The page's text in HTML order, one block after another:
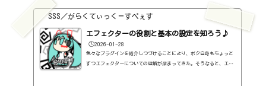
SSS／がらくてぃっく＝すぺぇす
エフェクターの役割と基本の設定を知ろう♪
🕒️2026-01-28
色々なプラグインを紹介しつづけることにより、ボク自身もちょっと
ずつエフェクターについての理解が深まってきた。そうなると、エフ